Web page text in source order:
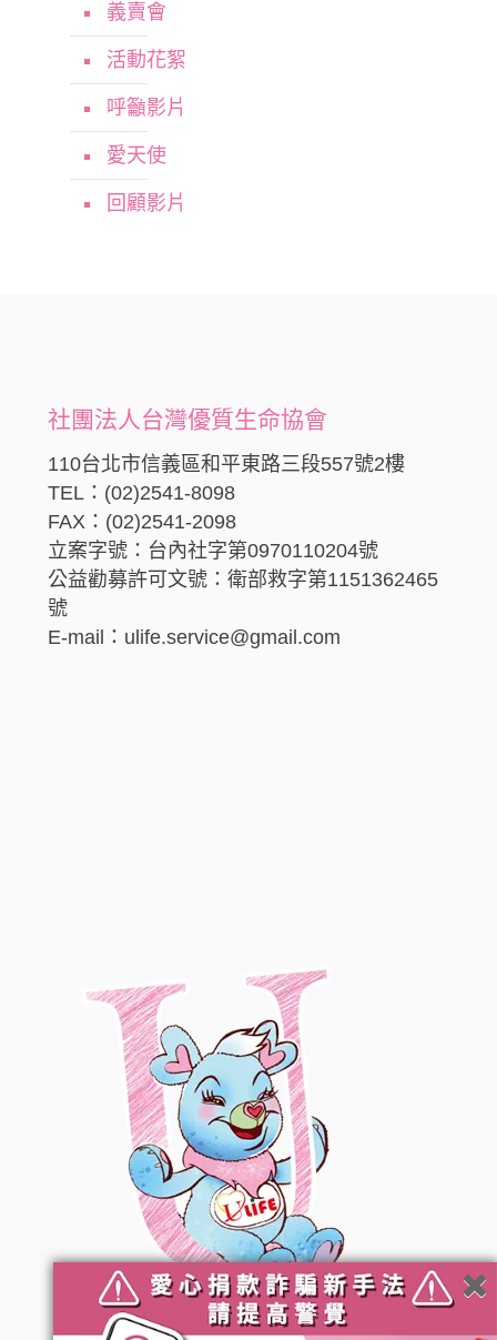
義賣會
活動花絮
呼籲影片
愛天使
回顧影片
社團法人台灣優質生命協會
110台北市信義區和平東路三段557號2樓
TEL：(02)2541-8098
FAX：(02)2541-2098
立案字號：台內社字第0970110204號
公益勸募許可文號：衛部救字第1151362465
號
E-mail：ulife.service@gmail.com